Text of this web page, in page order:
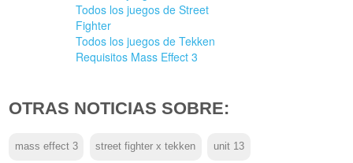
Todos los juegos de Street
Fighter
Todos los juegos de Tekken
Requisitos Mass Effect 3
OTRAS NOTICIAS SOBRE:
mass effect 3 street fighter x tekken unit 13